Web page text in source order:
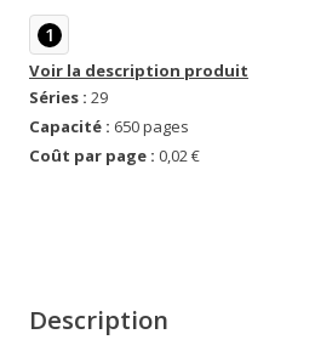
1
Voir la description produit
Séries : 29
Capacité : 650 pages
Coût par page : 0,02 €
Description